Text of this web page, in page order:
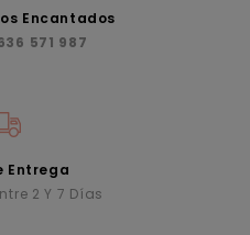
Encantados
571 987
Entrega
2 Y 7 Días